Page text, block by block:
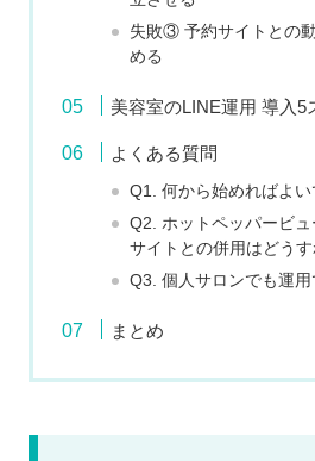
失敗③ 予約サイトとの
める
美容室のLINE運用 導入5
よくある質問
Q1. 何から始めればよい
Q2. ホットペッパービ
サイトとの併用はどう
Q3. 個人サロンでも運用
まとめ